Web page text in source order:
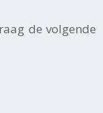
de volgende